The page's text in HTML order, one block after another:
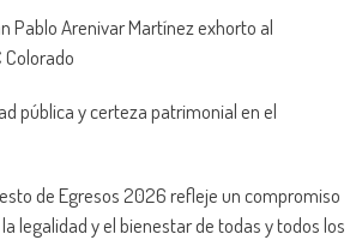
Pablo Arenivar Martínez exhorto al
Colorado
pública y certeza patrimonial en el
de Egresos 2026 refleje un compromiso
legalidad y el bienestar de todas y todos los